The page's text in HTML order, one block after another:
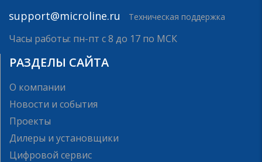
support@microline.ru Техническая поддержка
Часы работы: пн-пт с 8 до 17 по МСК
РАЗДЕЛЫ САЙТА
О компании
Новости и события
Проекты
Дилеры и установщики
Цифровой сервис